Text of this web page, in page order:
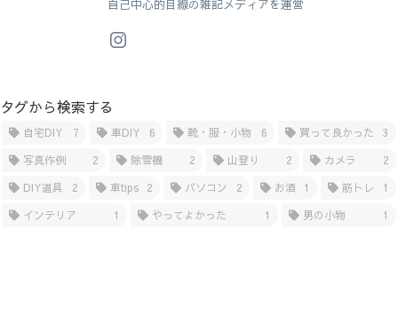
自己中心的目線の雑記メディアを運営
タグから検索する
自宅DIY 7 車DIY 6 靴・服・小物 6 買って良かった
3
写真作例
2 除雪機 2 山登り 2 カメラ
2
DIY道具
2 車tips 2 パソコン 2 お酒 1 筋トレ
1
インテリア
1 やってよかった 1 男の小物 1